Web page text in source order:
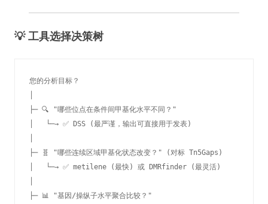
💡 工具选择决策树
您的分析目标？
├─ 🔍 "哪些位点在条件间甲基化水平不同？"
│   └─→ ✅ DSS (最严谨，输出可直接用于发表)
├─ 🧬 "哪些连续区域甲基化状态改变？" (对标 Tn5Gaps)
│   └─→ ✅ metilene (最快) 或 DMRfinder (最灵活)
├─ 📊 "基因/操纵子水平聚合比较？"